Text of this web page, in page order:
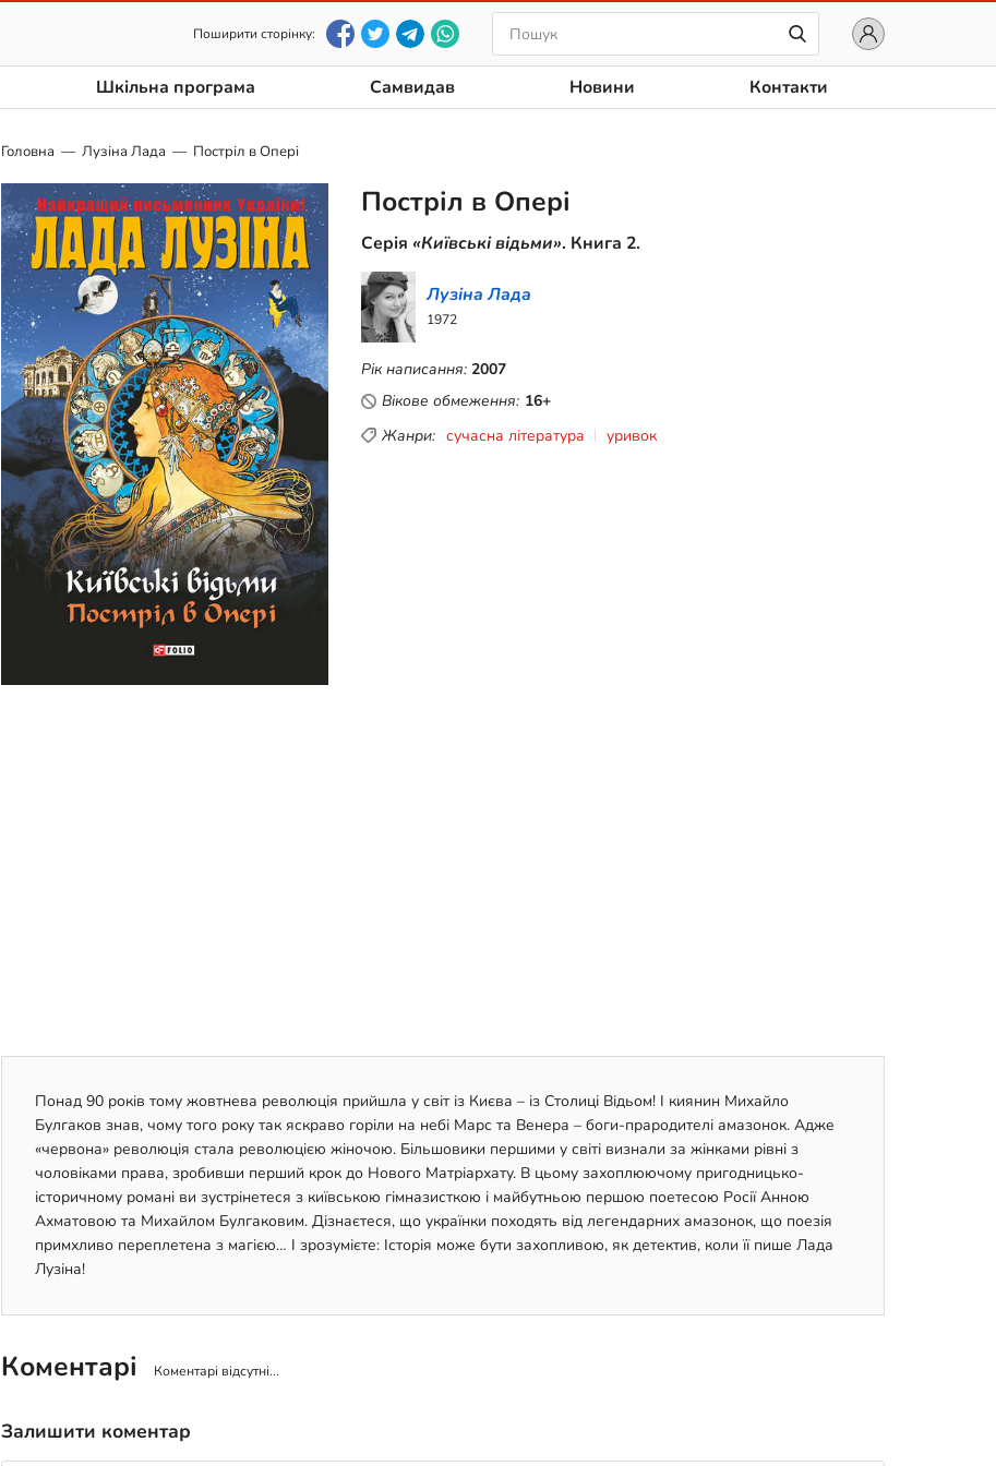
Поширити сторінку:
Шкільна програма Самвидав Новини Контакти
Головна Лузіна Лада Постріл в Опері
Постріл в Опері
Серія «Київські відьми». Книга 2.
Лузіна Лада
1972
Рік написання: 2007
Вікове обмеження: 16+
Жанри: сучасна література уривок
Понад 90 років тому жовтнева революція прийшла у світ із Києва – із Столиці Відьом! І киянин Михайло
Булгаков знав, чому того року так яскраво горіли на небі Марс та Венера – боги-прародителі амазонок. Адже
«червона» революція стала революцією жіночою. Більшовики першими у світі визнали за жінками рівні з
чоловіками права, зробивши перший крок до Нового Матріархату. В цьому захоплюючому пригодницько-
історичному романі ви зустрінетеся з київською гімназисткою і майбутньою першою поетесою Росії Анною
Ахматовою та Михайлом Булгаковим. Дізнаєтеся, що українки походять від легендарних амазонок, що поезія
примхливо переплетена з магією… І зрозумієте: Історія може бути захопливою, як детектив, коли її пише Лада
Лузіна!
Коментарі Коментарі відсутні...
Залишити коментар